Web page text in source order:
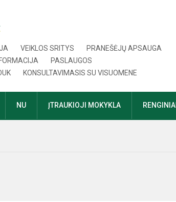
VEIKLOS SRITYS
PRANEŠĖJŲ APSAUGA
PASLAUGOS
KONSULTAVIMASIS SU VISUOMENE
NU ĮTRAUKIOJI MOKYKLA RENGINIAI